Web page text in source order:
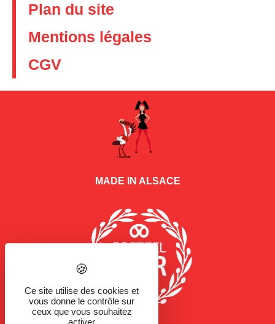
Plan du site
Mentions légales
CGV
MADE IN ALSACE
Ce site utilise des cookies et
vous donne le contrôle sur
ceux que vous souhaitez
activer